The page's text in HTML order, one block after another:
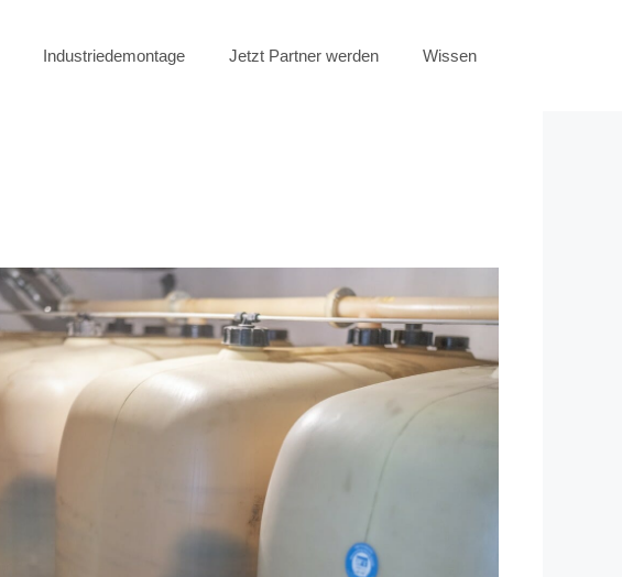
Industriedemontage Jetzt Partner werden Wissen